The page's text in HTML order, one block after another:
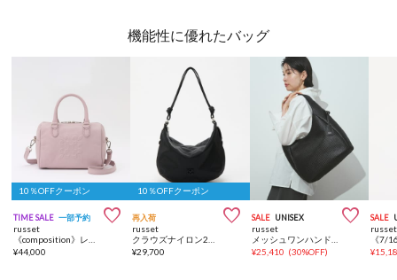
機能性に優れたバッグ
10％OFFクーポン
TIME SALE 一部予約 
russet
¥44,000
10％OFFクーポン
再入荷 
russet
¥29,700
SALE UNISEX 
russet
¥25,410 (30%OFF)
SALE
russet
¥